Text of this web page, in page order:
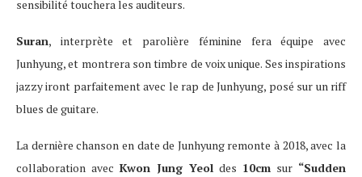
sensibilité touchera les auditeurs.
Suran, interprète et parolière féminine fera équipe avec
Junhyung, et montrera son timbre de voix unique. Ses inspirations
jazzy iront parfaitement avec le rap de Junhyung, posé sur un riff
blues de guitare.
La dernière chanson en date de Junhyung remonte à 2018, avec la
collaboration avec Kwon Jung Yeol des 10cm sur “Sudden